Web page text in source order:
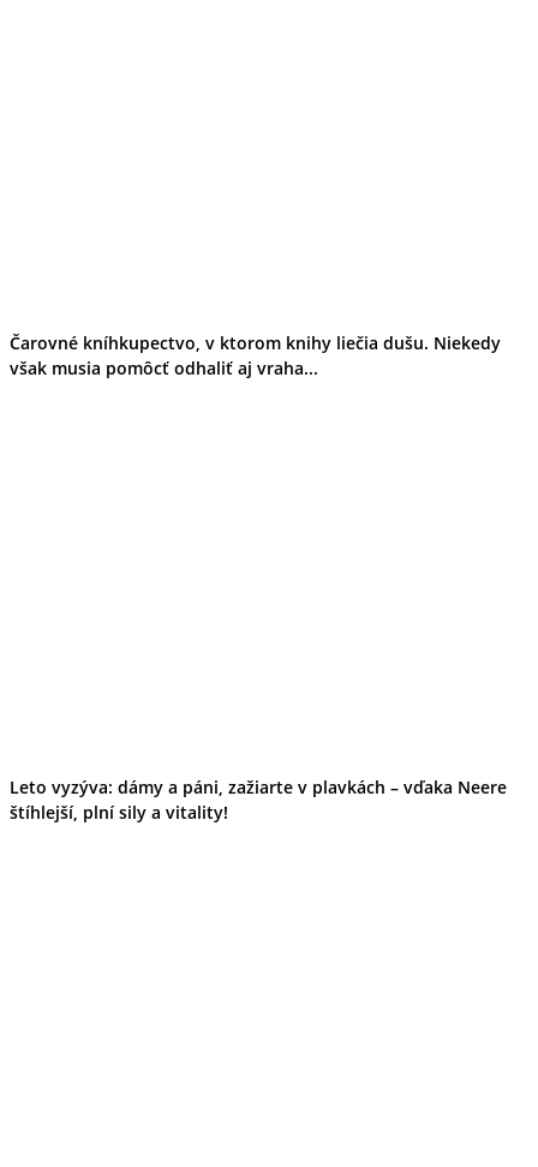
Čarovné kníhkupectvo, v ktorom knihy liečia dušu. Niekedy
však musia pomôcť odhaliť aj vraha...
Leto vyzýva: dámy a páni, zažiarte v plavkách – vďaka Neere
štíhlejší, plní sily a vitality!